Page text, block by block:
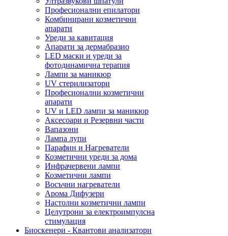
Професионални епилатори
Комбинирани козметични
апарати
Уреди за кавитация
Апарати за дермабразио
LED маски и уреди за
фотодинамична терапия
Лампи за маникюр
UV стерилизатори
Професионални козметични
апарати
UV и LED лампи за маникюр
Аксесоари и Резервни части
Вапазони
Лампа лупи
Парафин и Нагреватели
Козметични уреди за дома
Инфрачервени лампи
Козметични лампи
Восъчни нагреватели
Арома Дифузери
Настолни козметични лампи
Целутрони за електроимпулсна
стимулация
Биоскенери - Квантови анализатори